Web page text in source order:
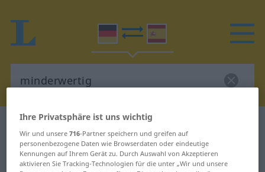
Deutsch-Spanisch Wörterbuch
Deutsch-Spanisch Übersetzung für
"minderwertig"
Ihre Privatsphäre ist uns wichtig
Wir und unsere716-Partner speichern und greifen auf
personenbezogene Daten wie Browserdaten oder eindeutige
Kennungen auf Ihrem Gerät zu. Durch Auswahl von Akzeptieren
aktivieren Sie Tracking-Technologien für die unter „Wir und unsere